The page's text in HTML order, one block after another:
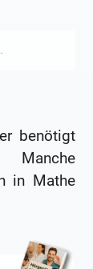
benötigt
Manche
in Mathe